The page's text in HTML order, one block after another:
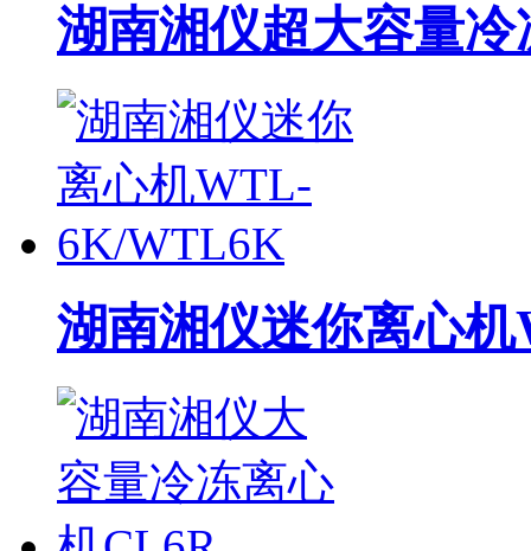
湖南湘仪超大容量
湖南湘仪迷你离心